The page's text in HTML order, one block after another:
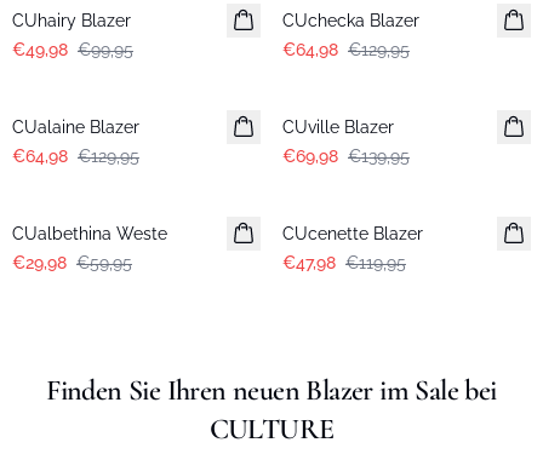
CUhairy Blazer
€49,98 €99,95
CUchecka Blazer
€64,98 €129,95
CUalaine Blazer
€64,98 €129,95
CUville Blazer
€69,98 €139,95
CUalbethina Weste
€29,98 €59,95
CUcenette Blazer
€47,98 €119,95
Finden Sie Ihren neuen Blazer im Sale bei
CULTURE